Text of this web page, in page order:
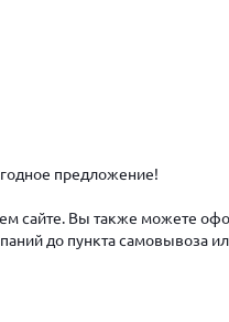
предложение!
сайте. Вы также можете
до пункта самовывоза